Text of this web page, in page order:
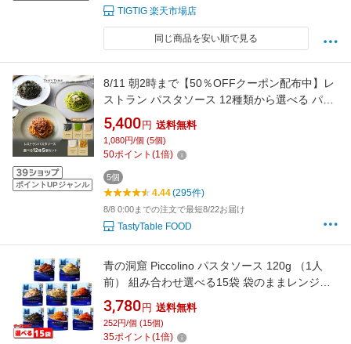
TIGTIG 楽天市場店
同じ商品を安い順で見る
ポイントUPジャンル
8/11 朝2時まで【50％OFFクーポン配布中】レ
ストラン パスタソース 12種類から選べる パス
タ ソース セット (5個 麺なし)レ/PastaSauce 限
定MENU 手作り 送料無料 冷凍 グルメ 食品 お
取り寄せ ギフト プレゼント スパゲッティ 具沢
5,400 円 送料無料
1,080円/個 (5個)
50ポイント (1倍)
5個
4.44(295件)
8/8 0:00までの注文で最短8/22お届け
TastyTable FOOD
青の洞窟 Piccolino パスタソース 120g （1人
前） 組み合わせ選べる15袋 袋のままレンジ調
理 レトルト
3,780 円 送料無料
252円/個 (15個)
35ポイント (1倍)